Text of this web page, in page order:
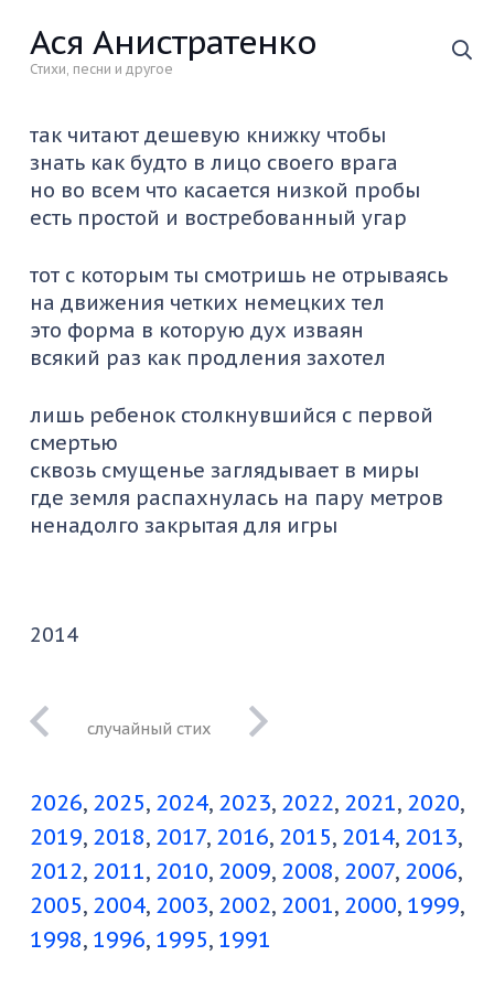
Ася Анистратенко
Стихи, песни и другое
так читают дешевую книжку чтобы
знать как будто в лицо своего врага
но во всем что касается низкой пробы
есть простой и востребованный угар
тот с которым ты смотришь не отрываясь
на движения четких немецких тел
это форма в которую дух изваян
всякий раз как продления захотел
лишь ребенок столкнувшийся с первой
смертью
сквозь смущенье заглядывает в миры
где земля распахнулась на пару метров
ненадолго закрытая для игры
2014
метаний
2026 2025 2024 2023 2022 2021 2020
2019 2018 2017 2016 2015 2014 2013
2012 2011 2010 2009 2008 2007 2006
2005 2004 2003 2002 2001 2000 1999
1998 1996 1995 1991